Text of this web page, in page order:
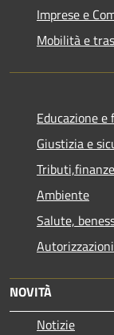
Imprese e
Mobilità e
Educazione e
Giustizia e
Ambiente
Salute,
Autorizzazioni
NOVITÀ
Notizie